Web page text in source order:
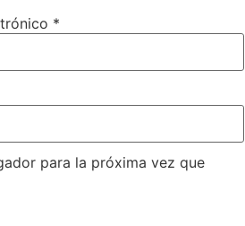
*
para la próxima vez que